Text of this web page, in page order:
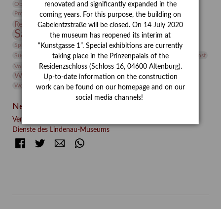
Objekt im Fokus
Paul Klee Peter Schnürpel Phelloplastik
Pohlhof
Provenienz
Provenienzforschung
Restaurierung Restitution Rudi Lesser Ruth Wolf-Rehfeld
Sammlung Samstagszeichner Skulptur
Sonderausstellung
Sphinx
studio Studio Bildende Kunst
studioDIGITAL
Suermondt-Ludwig-Museum
Vermittlung Video
Videokunst
Volontariat
Walter Rheiner Weihnachten Werefkin
Werkbetrachtung Winter Wissenschaft
Wolf and Dog
Wolf und Hund
Zirkuswoche
Neueste Beiträge
Verschenkt, verkauft, vergessen? – Kunstdetektivinnen im
Dienste des Lindenau-Museums
FacebookTwitter E-mail
renovated and significantly expanded in the
coming years. For this purpose, the building on
Gabelentzstraße will be closed. On 14 July 2020
the museum has reopened its interim at
“Kunstgasse 1”. Special exhibitions are currently
taking place in the Prinzenpalais of the
Residenzschloss (Schloss 16, 04600 Altenburg).
Up-to-date information on the construction
work can be found on our homepage and on our
social media channels!